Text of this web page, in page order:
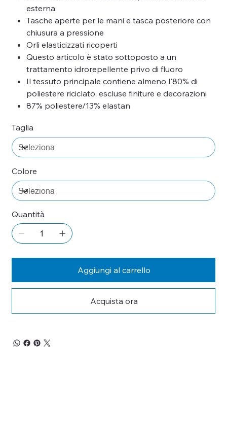
esterna
Tasche aperte per le mani e tasca posteriore con
chiusura a pressione
Orli elasticizzati ricoperti
Questo articolo è stato sottoposto a un
trattamento idrorepellente privo di fluoro
Il tessuto principale contiene almeno l'80% di
poliestere riciclato, escluse finiture e decorazioni
87% poliestere/13% elastan
Taglia
Colore
Quantità
Aggiungi al carrello
Acquista ora